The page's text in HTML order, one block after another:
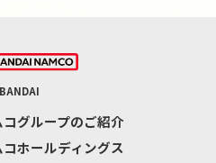
グループのご紹介
ホールディングス